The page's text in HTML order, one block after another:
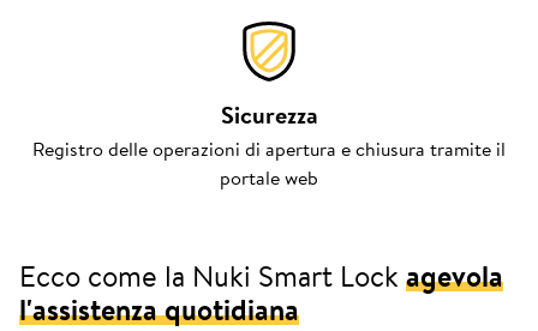
Sicurezza
Registro delle operazioni di apertura e chiusura tramite il
portale web
Ecco come la Nuki Smart Lock agevola
l'assistenza quotidiana